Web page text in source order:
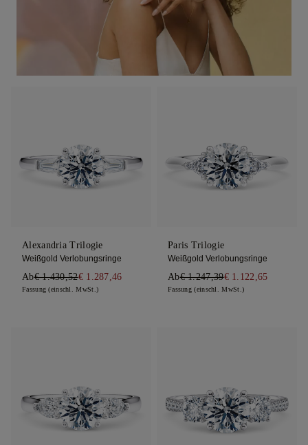
Alexandria Trilogie
Weißgold Verlobungsringe
Ab€ 1.430,52€ 1.287,46
Fassung (einschl. MwSt.)
Paris Trilogie
Weißgold Verlobungsringe
Ab€ 1.247,39€ 1.122,65
Fassung (einschl. MwSt.)